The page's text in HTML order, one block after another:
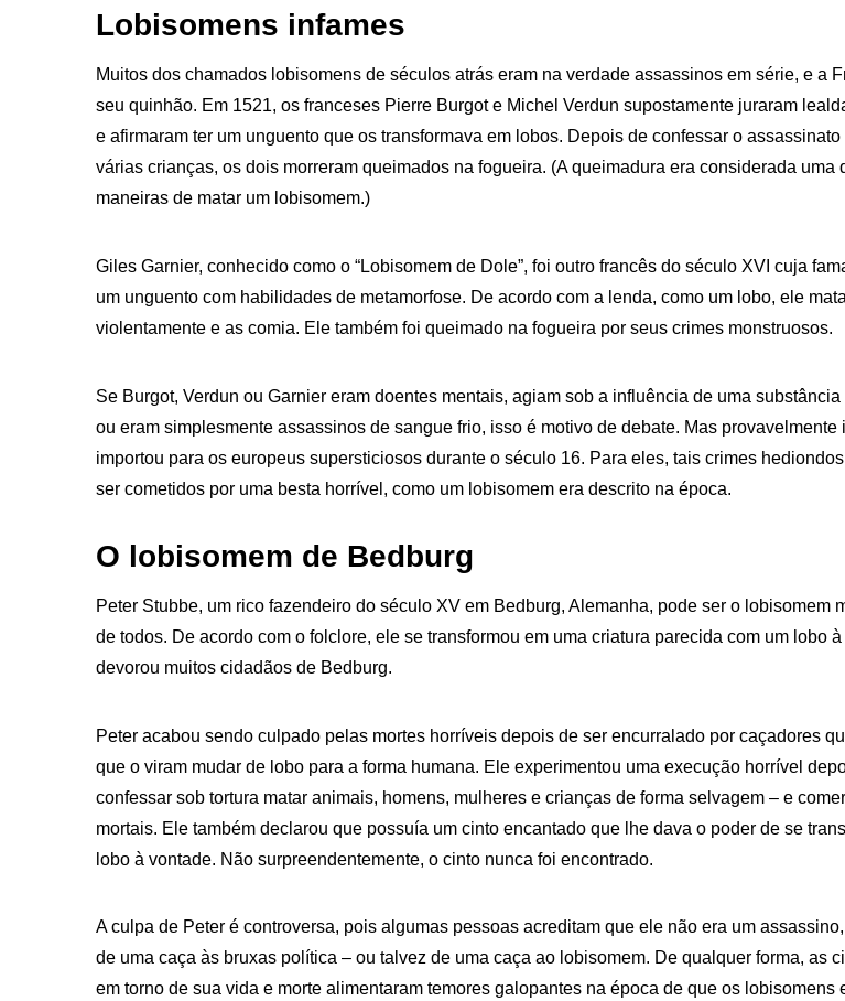
Lobisomens infames
Muitos dos chamados lobisomens de séculos atrás eram na verdade assassinos em série, e a
seu quinhão. Em 1521, os franceses Pierre Burgot e Michel Verdun supostamente juraram
e afirmaram ter um unguento que os transformava em lobos. Depois de confessar o
várias crianças, os dois morreram queimados na fogueira. (A queimadura era considerada uma
maneiras de matar um lobisomem.)
Giles Garnier, conhecido como o “Lobisomem de Dole”, foi outro francês do século XVI cuja
um unguento com habilidades de metamorfose. De acordo com a lenda, como um lobo, ele
violentamente e as comia. Ele também foi queimado na fogueira por seus crimes monstruosos.
Se Burgot, Verdun ou Garnier eram doentes mentais, agiam sob a influência de uma
ou eram simplesmente assassinos de sangue frio, isso é motivo de debate. Mas provavelmente
importou para os europeus supersticiosos durante o século 16. Para eles, tais crimes
ser cometidos por uma besta horrível, como um lobisomem era descrito na época.
O lobisomem de Bedburg
Peter Stubbe, um rico fazendeiro do século XV em Bedburg, Alemanha, pode ser o lobisomem
de todos. De acordo com o folclore, ele se transformou em uma criatura parecida com um lobo
devorou ​​muitos cidadãos de Bedburg.
Peter acabou sendo culpado pelas mortes horríveis depois de ser encurralado por caçadores
que o viram mudar de lobo para a forma humana. Ele experimentou uma execução horrível
confessar sob tortura matar animais, homens, mulheres e crianças de forma selvagem – e
mortais. Ele também declarou que possuía um cinto encantado que lhe dava o poder de se
lobo à vontade. Não surpreendentemente, o cinto nunca foi encontrado.
A culpa de Peter é controversa, pois algumas pessoas acreditam que ele não era um
de uma caça às bruxas política – ou talvez de uma caça ao lobisomem. De qualquer forma, as
em torno de sua vida e morte alimentaram temores galopantes na época de que os lobisomens